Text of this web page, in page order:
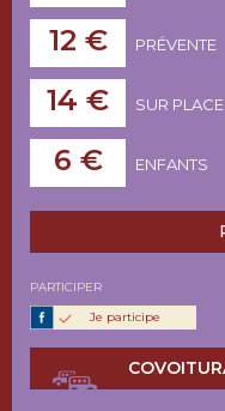
12 € PRÉVENTE
14 € SUR PLACE
6 € ENFANTS
PARTICIPER
Je participe